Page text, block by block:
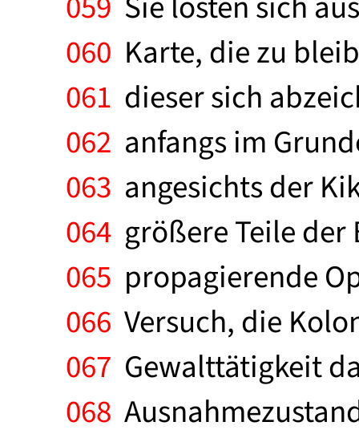
060 Karte, die zu
061 dieser sich
062 anfangs im
063 angesichts der
064 größere Teile
065 propagierende
066 Versuch, die
067 Gewalttätigkeit
068